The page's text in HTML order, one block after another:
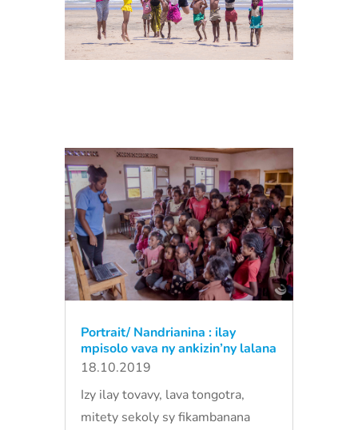
Portrait/ Nandrianina : ilay
mpisolo vava ny ankizin’ny lalana
18.10.2019
Izy ilay tovavy, lava tongotra,
mitety sekoly sy fikambanana